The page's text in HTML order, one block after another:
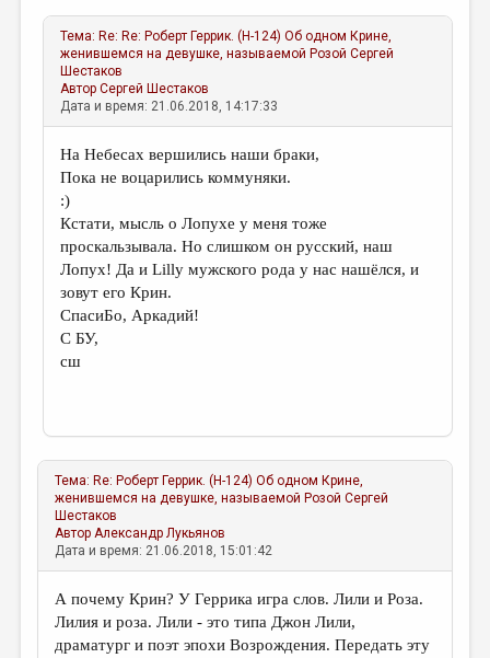
Тема: Re: Re: Роберт Геррик. (Н-124) Об одном Крине,
женившемся на девушке, называемой РозойСергей
Шестаков
АвторСергей Шестаков
Дата и время: 21.06.2018, 14:17:33
На Небесах вершились наши браки,
Пока не воцарились коммуняки.
:)
Кстати, мысль о Лопухе у меня тоже
проскальзывала. Но слишком он русский, наш
Лопух! Да и Lilly мужского рода у нас нашёлся, и
зовут его Крин.
СпасиБо, Аркадий!
С БУ,
сш
Тема: Re: Роберт Геррик. (Н-124) Об одном Крине,
женившемся на девушке, называемой РозойСергей
Шестаков
АвторАлександр Лукьянов
Дата и время: 21.06.2018, 15:01:42
А почему Крин? У Геррика игра слов. Лили и Роза.
Лилия и роза. Лили - это типа Джон Лили,
драматург и поэт эпохи Возрождения. Передать эту